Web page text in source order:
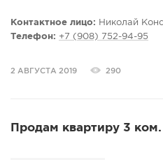
инфраструктура: остановка
магазины, школы, детсады - все
Контактное лицо: Николай
Телефон: +7 (908) 752-94-95
2 АВГУСТА 2019 290
Продам квартиру 3 ком.